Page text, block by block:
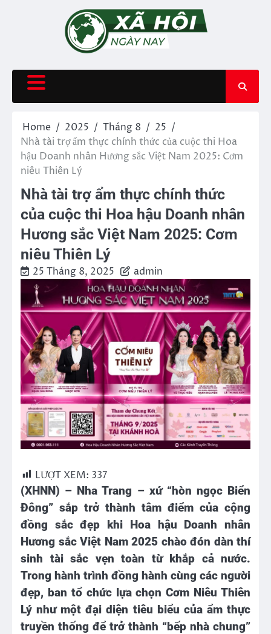
Home 2025 Tháng 8
25
Nhà tài trợ ẩm thực chính thức của cuộc thi Hoa
hậu Doanh nhân Hương sắc Việt Nam 2025: Cơm
niêu Thiên Lý
Nhà tài trợ ẩm thực chính thức
của cuộc thi Hoa hậu Doanh nhân
Hương sắc Việt Nam 2025: Cơm
niêu Thiên Lý
25 Tháng 8, 2025 admin
LƯỢT XEM: 337
(XHNN) – Nha Trang – xứ “hòn ngọc Biển
Đông” sắp trở thành tâm điểm của cộng
đồng sắc đẹp khi Hoa hậu Doanh nhân
Hương sắc Việt Nam 2025 chào đón dàn thí
sinh tài sắc vẹn toàn từ khắp cả nước.
Trong hành trình đồng hành cùng các người
đẹp, ban tổ chức lựa chọn Cơm Niêu Thiên
Lý như một đại diện tiêu biểu của ẩm thực
truyền thống để trở thành “bếp nhà chung”